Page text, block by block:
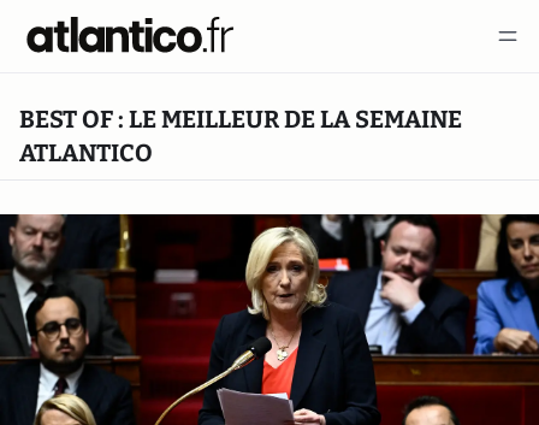
BEST OF : LE MEILLEUR DE LA SEMAINE
ATLANTICO